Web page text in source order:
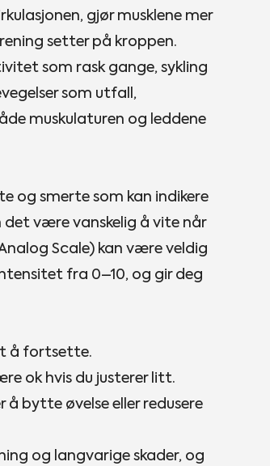
gjør musklene mer
setter på kroppen.
som rask gange, sykling
som utfall,
muskulaturen og leddene
og smerte som kan indikere
det være vanskelig å vite når
Scale) kan være veldig
fra 0–10, og gir deg
å fortsette.
ok hvis du justerer litt.
å bytte øvelse eller redusere
og langvarige skader, og